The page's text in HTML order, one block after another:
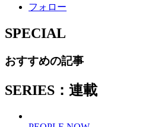
フォロー
SPECIAL
おすすめの記事
SERIES：連載